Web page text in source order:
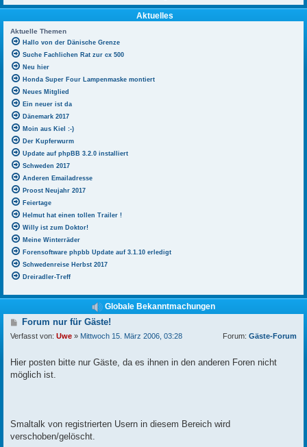
Aktuelles
Aktuelle Themen
Hallo von der Dänische Grenze
Suche Fachlichen Rat zur cx 500
Neu hier
Honda Super Four Lampenmaske montiert
Neues Mitglied
Ein neuer ist da
Dänemark 2017
Moin aus Kiel :-)
Der Kupferwurm
Update auf phpBB 3.2.0 installiert
Schweden 2017
Anderen Emailadresse
Proost Neujahr 2017
Feiertage
Helmut hat einen tollen Trailer !
Willy ist zum Doktor!
Meine Winterräder
Forensoftware phpbb Update auf 3.1.10 erledigt
Schwedenreise Herbst 2017
Dreiradler-Treff
Globale Bekanntmachungen
B
e
i
r
a
g
Forum nur für Gäste!
Verfasst von: Uwe » Mittwoch 15. März 2006, 03:28 Forum: Gäste-Forum
Hier posten bitte nur Gäste, da es ihnen in den anderen Foren nicht
möglich ist.
Smaltalk von registrierten Usern in diesem Bereich wird
verschoben/gelöscht.